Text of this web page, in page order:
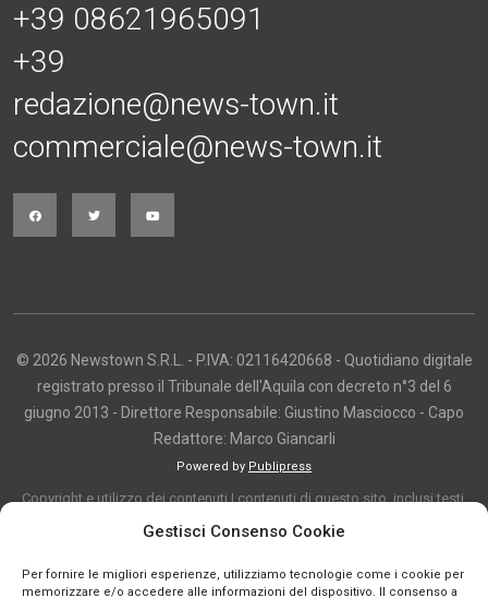
Gestisci Consenso Cookie
Per fornire le migliori esperienze, utilizziamo tecnologie come i cookie per
memorizzare e/o accedere alle informazioni del dispositivo. Il consenso a
+39 08621965091
+39
redazione@news-town.it
commerciale@news-town.it
© 2026 Newstown S.R.L. - P.IVA: 02116420668 - Quotidiano digitale
registrato presso il Tribunale dell'Aquila con decreto n°3 del 6
giugno 2013 - Direttore Responsabile: Giustino Masciocco - Capo
Redattore: Marco Giancarli
Powered by Publipress
Copyright e utilizzo dei contenuti I contenuti di questo sito, inclusi testi,
articoli, immagini, fotografie, video e grafica, sono protetti da copyright e
indicazione. La riproduzione totale o parziale dei contenuti è consentita